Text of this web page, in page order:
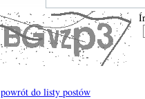
powrót do listy postów